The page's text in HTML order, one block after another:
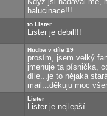
halucinace!!!
to Lister
Lister je debil!!!
Hudba v díle 19
prosím, jsem velký
jmenuje ta písnička,
díle...je to nějaká
mail...děkuju moc
Lister
Lister je nejlepší.